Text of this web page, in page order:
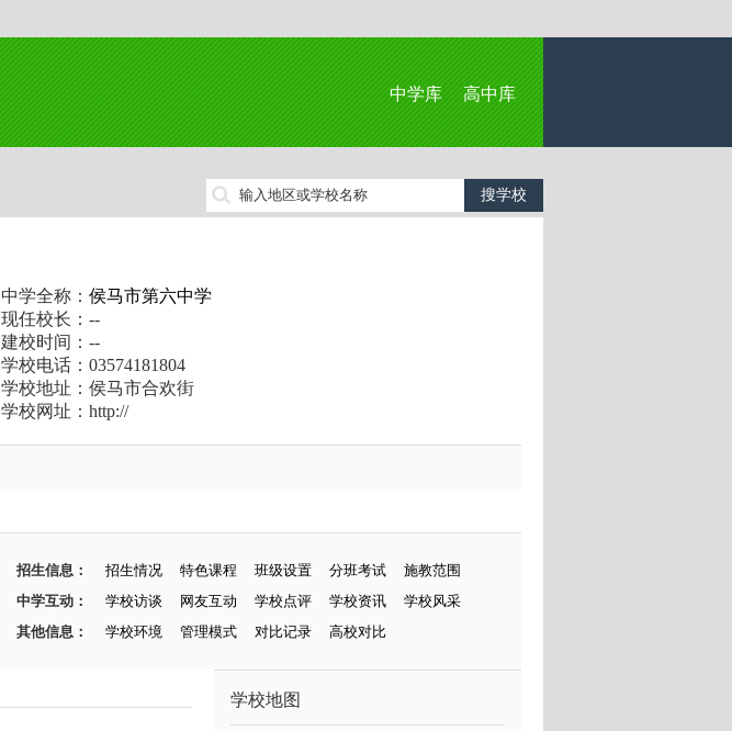
中学库 高中库
中学全称： 侯马市第六中学
现任校长：--
建校时间：--
学校电话：03574181804
学校地址：侯马市合欢街
学校网址：http://
招生信息： 招生情况 特色课程 班级设置 分班考试
施教范围
中学互动： 学校访谈 网友互动 学校点评 学校资讯
学校风采
其他信息： 学校环境 管理模式 对比记录 高校对比
学校地图